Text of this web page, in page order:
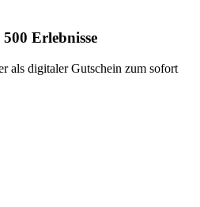
Erlebnisse
als digitaler Gutschein zum sofort